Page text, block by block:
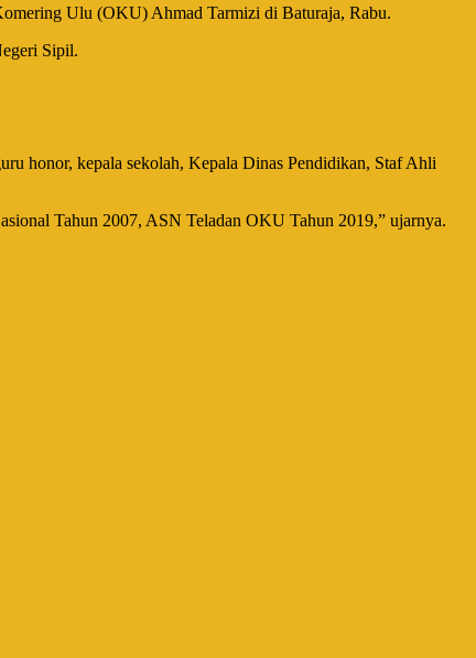
Ulu (OKU) Ahmad Tarmizi di Baturaja, Rabu.
Sipil.
honor, kepala sekolah, Kepala Dinas Pendidikan, Staf Ahli
Tahun 2007, ASN Teladan OKU Tahun 2019,” ujarnya.